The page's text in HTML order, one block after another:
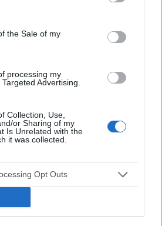
the Sale of my
processing my
Advertising.
Collection, Use,
or Sharing of my
Is Unrelated with the
it was collected.
Opt Outs